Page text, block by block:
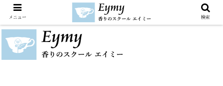
メニュー 検索